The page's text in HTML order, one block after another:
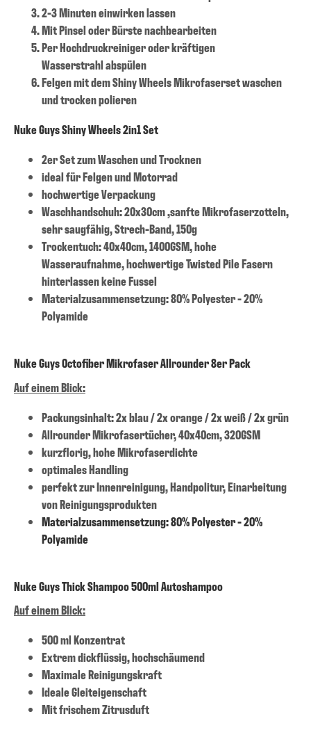
2-3 Minuten einwirken lassen
Mit Pinsel oder Bürste nachbearbeiten
Per Hochdruckreiniger oder kräftigen
Wasserstrahl abspülen
Felgen mit dem Shiny Wheels Mikrofaserset waschen
und trocken polieren
Nuke Guys Shiny Wheels 2in1 Set
2er Set zum Waschen und Trocknen
ideal für Felgen und Motorrad
hochwertige Verpackung
Waschhandschuh: 20x30cm ,sanfte Mikrofaserzotteln,
sehr saugfähig, Strech-Band, 150g
Trockentuch: 40x40cm, 1400GSM, hohe
Wasseraufnahme, hochwertige Twisted Pile Fasern
hinterlassen keine Fussel
Materialzusammensetzung: 80% Polyester - 20%
Polyamide
Nuke Guys Octofiber Mikrofaser Allrounder 8er Pack
Auf einem Blick:
Packungsinhalt: 2x blau / 2x orange / 2x weiß / 2x grün
Allrounder Mikrofasertücher, 40x40cm, 320GSM
kurzflorig, hohe Mikrofaserdichte
optimales Handling
perfekt zur Innenreinigung, Handpolitur, Einarbeitung
von Reinigungsprodukten
Materialzusammensetzung: 80% Polyester - 20%
Polyamide
Nuke Guys Thick Shampoo 500ml Autoshampoo
Auf einem Blick:
500 ml Konzentrat
Extrem dickflüssig, hochschäumend
Maximale Reinigungskraft
Ideale Gleiteigenschaft
Mit frischem Zitrusduft